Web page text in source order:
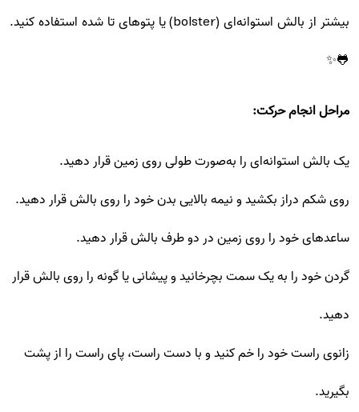
بیشتر از بالش استوانه‌ای (bolster) یا پتوهای تا شده استفاده کنید.
🐸✨
مراحل انجام حرکت:
یک بالش استوانه‌ای را به‌صورت طولی روی زمین قرار دهید.
روی شکم دراز بکشید و نیمه بالایی بدن خود را روی بالش قرار دهید.
ساعدهای خود را روی زمین در دو طرف بالش قرار دهید.
گردن خود را به یک سمت بچرخانید و پیشانی یا گونه را روی بالش قرار
دهید.
زانوی راست خود را خم کنید و با دست راست، پای راست را از پشت
بگیرید.